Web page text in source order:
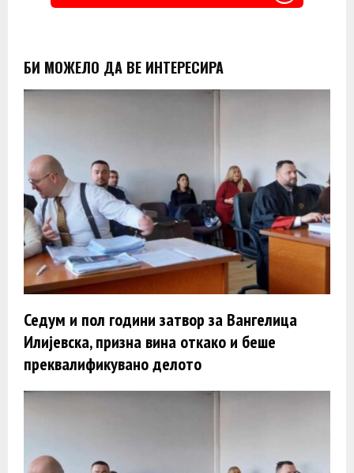
БИ МОЖЕЛО ДА ВЕ ИНТЕРЕСИРА
Седум и пол години затвор за Вангелица
Илијевска, призна вина откако и беше
преквалификувано делото